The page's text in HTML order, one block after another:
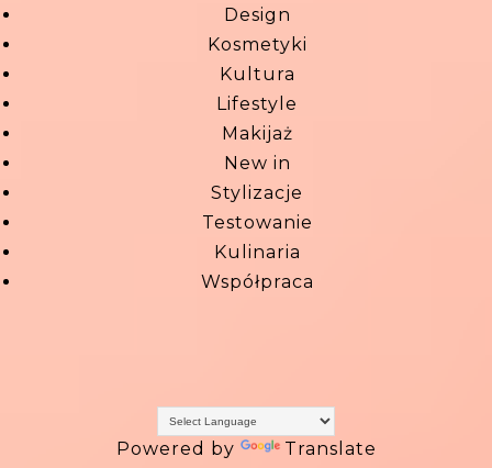
Design
Kosmetyki
Kultura
Lifestyle
Makijaż
New in
Stylizacje
Testowanie
Kulinaria
Współpraca
Powered by Translate